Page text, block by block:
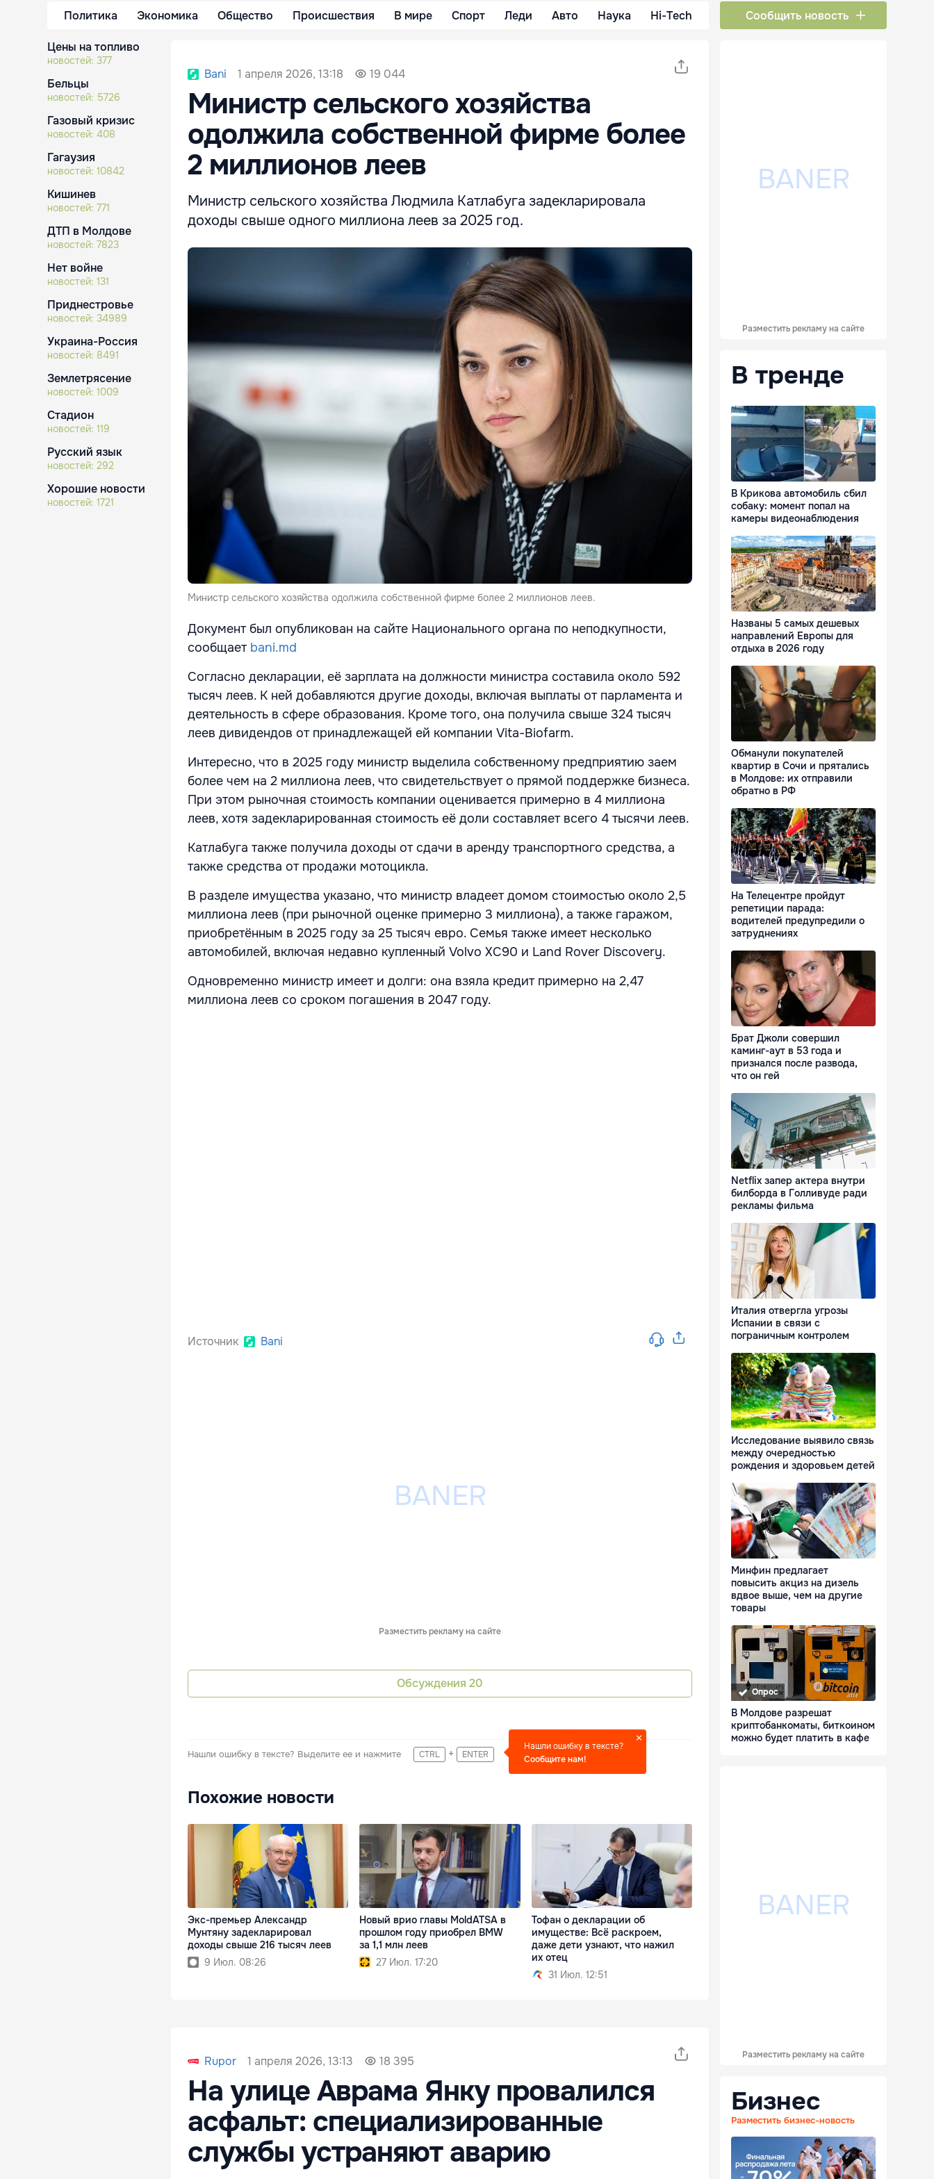
Политика Экономика Общество Происшествия В мире Спорт Леди Авто Наука Hi-Tech Сообщить новость
Цены на топливо
новостей: 377
Бельцы
новостей: 5726
Газовый кризис
новостей: 408
Гагаузия
новостей: 10842
Кишинев
новостей: 771
ДТП в Молдове
новостей: 7823
Нет войне
новостей: 131
Приднестровье
новостей: 34989
Украина-Россия
новостей: 8491
Землетрясение
новостей: 1009
Стадион
новостей: 119
Русский язык
новостей: 292
Хорошие новости
новостей: 1721
Bani 1 апреля 2026, 13:18 19 044
Министр сельского хозяйства
одолжила собственной фирме более
2 миллионов леев
Министр сельского хозяйства Людмила Катлабуга задекларировала
доходы свыше одного миллиона леев за 2025 год.
Министр сельского хозяйства одолжила собственной фирме более 2 миллионов леев.
Документ был опубликован на сайте Национального органа по неподкупности,
сообщает bani.md
Согласно декларации, её зарплата на должности министра составила около 592
тысяч леев. К ней добавляются другие доходы, включая выплаты от парламента и
деятельность в сфере образования. Кроме того, она получила свыше 324 тысяч
леев дивидендов от принадлежащей ей компании Vita-Biofarm.
Интересно, что в 2025 году министр выделила собственному предприятию заем
более чем на 2 миллиона леев, что свидетельствует о прямой поддержке бизнеса.
При этом рыночная стоимость компании оценивается примерно в 4 миллиона
леев, хотя задекларированная стоимость её доли составляет всего 4 тысячи леев.
Катлабуга также получила доходы от сдачи в аренду транспортного средства, а
также средства от продажи мотоцикла.
В разделе имущества указано, что министр владеет домом стоимостью около 2,5
миллиона леев (при рыночной оценке примерно 3 миллиона), а также гаражом,
приобретённым в 2025 году за 25 тысяч евро. Семья также имеет несколько
автомобилей, включая недавно купленный Volvo XC90 и Land Rover Discovery.
Одновременно министр имеет и долги: она взяла кредит примерно на 2,47
миллиона леев со сроком погашения в 2047 году.
Источник Bani
Разместить рекламу на сайте
Обсуждения 20
Нашли ошибку в тексте? Выделите ее и нажмите CTRL + ENTER
Нашли ошибку в тексте?
Сообщите нам!
Похожие новости
Экс-премьер Александр
Мунтяну задекларировал
доходы свыше 216 тысяч леев
9 Июл. 08:26
Новый врио главы MoldATSA в
прошлом году приобрел BMW
за 1,1 млн леев
27 Июл. 17:20
Тофан о декларации об
имуществе: Всё раскроем,
даже дети узнают, что нажил
их отец
31 Июл. 12:51
Rupor 1 апреля 2026, 13:13 18 395
На улице Аврама Янку провалился
асфальт: специализированные
службы устраняют аварию
Разместить рекламу на сайте
В тренде
В Крикова автомобиль сбил
собаку: момент попал на
камеры видеонаблюдения
Названы 5 самых дешевых
направлений Европы для
отдыха в 2026 году
Обманули покупателей
квартир в Сочи и прятались
в Молдове: их отправили
обратно в РФ
На Телецентре пройдут
репетиции парада:
водителей предупредили о
затруднениях
Брат Джоли совершил
каминг-аут в 53 года и
признался после развода,
что он гей
Netflix запер актера внутри
билборда в Голливуде ради
рекламы фильма
Италия отвергла угрозы
Испании в связи с
пограничным контролем
Исследование выявило связь
между очередностью
рождения и здоровьем детей
Минфин предлагает
повысить акциз на дизель
вдвое выше, чем на другие
товары
Опрос
В Молдове разрешат
криптобанкоматы, биткоином
можно будет платить в кафе
Разместить рекламу на сайте
Бизнес
Разместить бизнес-новость